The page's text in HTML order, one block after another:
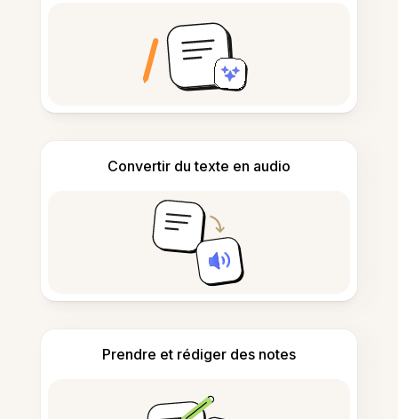
Convertir du texte en audio
Prendre et rédiger des notes